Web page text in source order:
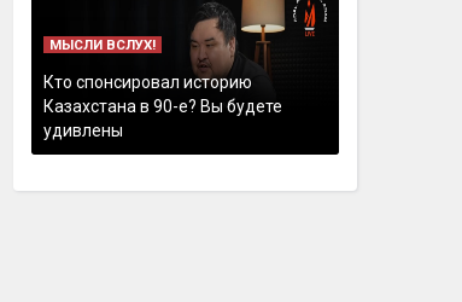
МЫСЛИ ВСЛУХ!
Кто спонсировал историю
Казахстана в 90-е? Вы будете
удивлены